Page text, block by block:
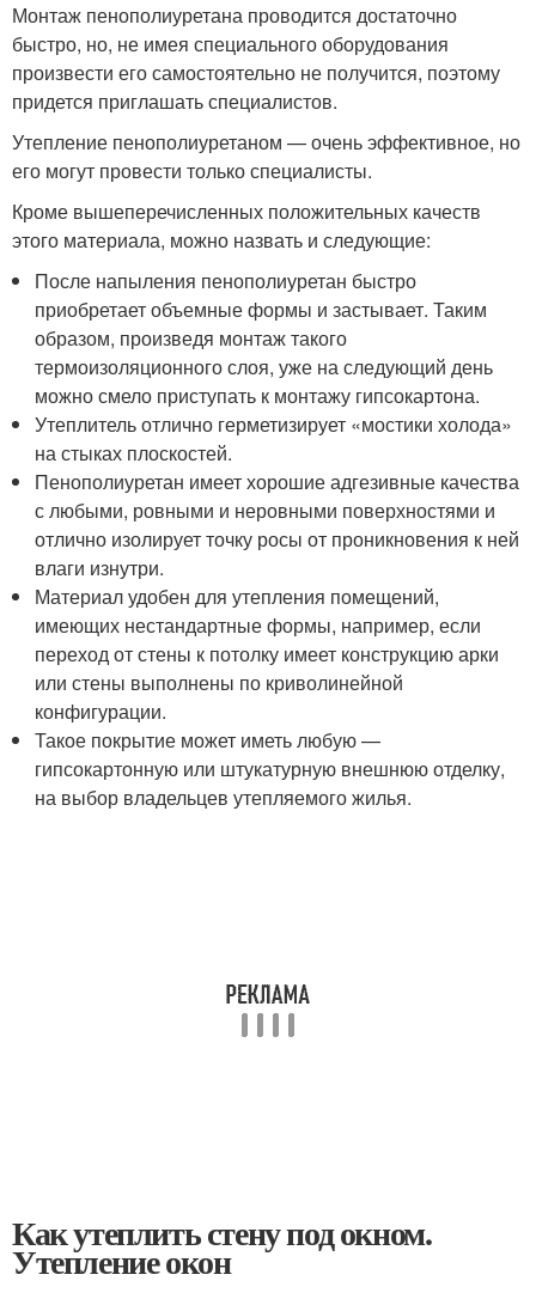
Монтаж пенополиуретана проводится достаточно
быстро, но, не имея специального оборудования
произвести его самостоятельно не получится, поэтому
придется приглашать специалистов.
Утепление пенополиуретаном — очень эффективное, но
его могут провести только специалисты.
Кроме вышеперечисленных положительных качеств
этого материала, можно назвать и следующие:
После напыления пенополиуретан быстро
приобретает объемные формы и застывает. Таким
образом, произведя монтаж такого
термоизоляционного слоя, уже на следующий день
можно смело приступать к монтажу гипсокартона.
Утеплитель отлично герметизирует «мостики холода»
на стыках плоскостей.
Пенополиуретан имеет хорошие адгезивные качества
с любыми, ровными и неровными поверхностями и
отлично изолирует точку росы от проникновения к ней
влаги изнутри.
Материал удобен для утепления помещений,
имеющих нестандартные формы, например, если
переход от стены к потолку имеет конструкцию арки
или стены выполнены по криволинейной
конфигурации.
Такое покрытие может иметь любую —
гипсокартонную или штукатурную внешнюю отделку,
на выбор владельцев утепляемого жилья.
Как утеплить стену под окном.
Утепление окон